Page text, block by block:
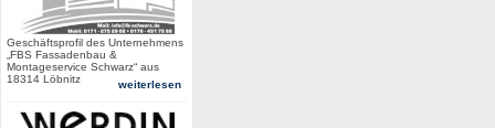
Geschäftsprofil des Unternehmens
„FBS Fassadenbau &
Montageservice Schwarz“ aus
18314 Löbnitz
weiterlesen